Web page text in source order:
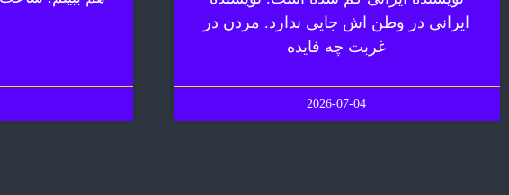
ایرانی در وطن اش جایی ندارد. مردن در
غربت چه فایده
2026-07-04